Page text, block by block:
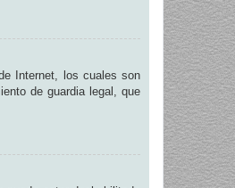
Internet, los cuales son
de guardia legal, que